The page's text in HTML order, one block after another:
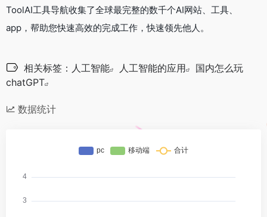
ToolAI工具导航收集了全球最完整的数千个AI网站、工具、
app，帮助您快速高效的完成工作，快速领先他人。
相关标签： 人工智能 人工智能的应用
国内怎么玩
chatGPT
数据统计